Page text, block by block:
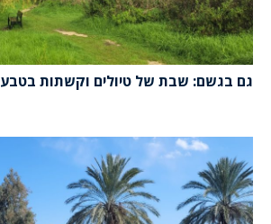
גם בגשם: שבת של טיולים וקשתות בטבע